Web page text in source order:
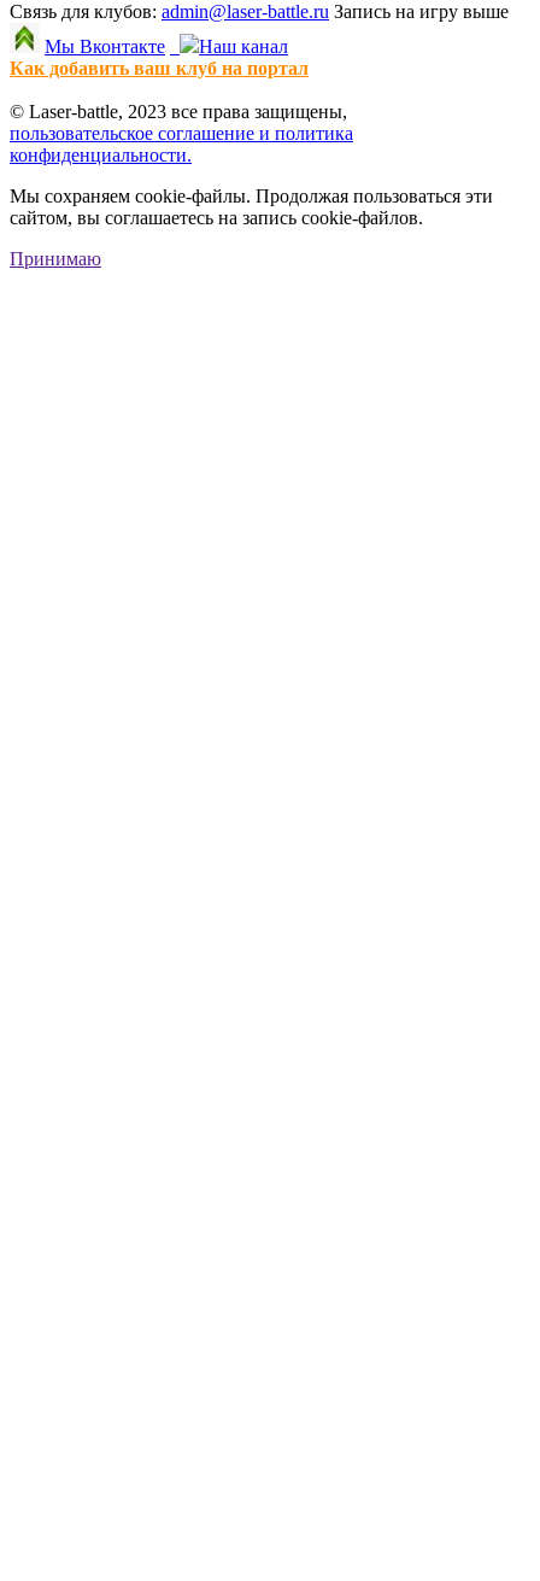
Связь для клубов: admin@laser-battle.ru Запись на игру выше
Мы Вконтакте
Наш канал
Как добавить ваш клуб на портал
© Laser-battle, 2023 все права защищены,
пользовательское соглашение и политика
конфиденциальности.
Мы сохраняем cookie-файлы. Продолжая пользоваться эти
сайтом, вы соглашаетесь на запись cookie-файлов.
Принимаю